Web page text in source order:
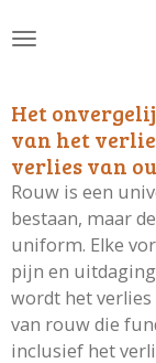
direct
de
hoofdinhoud
Het
van het
verlies van
Rouw is een
bestaan, maar
uniform. Elke
pijn en
wordt het verlies
van rouw die
inclusief het